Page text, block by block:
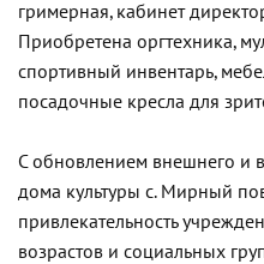
гримерная, кабинет
Приобретена оргтехника,
спортивный инвентарь,
посадочные кресла для
С обновлением внешнего и
дома культуры с. Мирный
привлекательность
возрастов и социальных